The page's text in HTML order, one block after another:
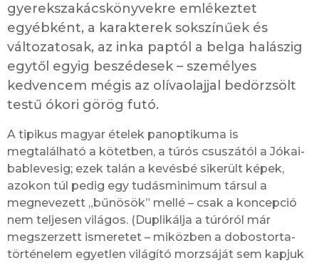
gyerekszakácskönyvekre emlékeztet
egyébként, a karakterek sokszínűek és
változatosak, az inka paptól a belga halászig
egytől egyig beszédesek – személyes
kedvencem mégis az olívaolajjal bedörzsölt
testű ókori görög futó.
A tipikus magyar ételek panoptikuma is
megtalálható a kötetben, a túrós csuszától a Jókai-
bablevesig; ezek talán a kevésbé sikerült képek,
azokon túl pedig egy tudásminimum társul a
megnevezett „bűnösök” mellé – csak a koncepció
nem teljesen világos. (Duplikálja a túróról már
megszerzett ismeretet – miközben a dobostorta-
történelem egyetlen világító morzsáját sem kapjuk